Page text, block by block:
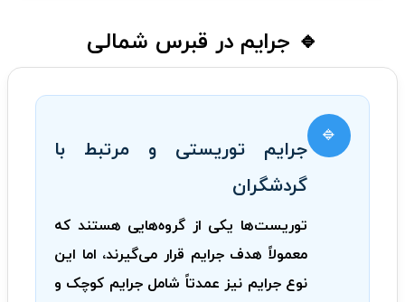
🔹 جرایم در قبرس شمالی
🔹
جرایم توریستی و مرتبط با
گردشگران
توریست‌ها یکی از گروه‌هایی هستند که
معمولاً هدف جرایم قرار می‌گیرند، اما این
نوع جرایم نیز عمدتاً شامل جرایم کوچک و